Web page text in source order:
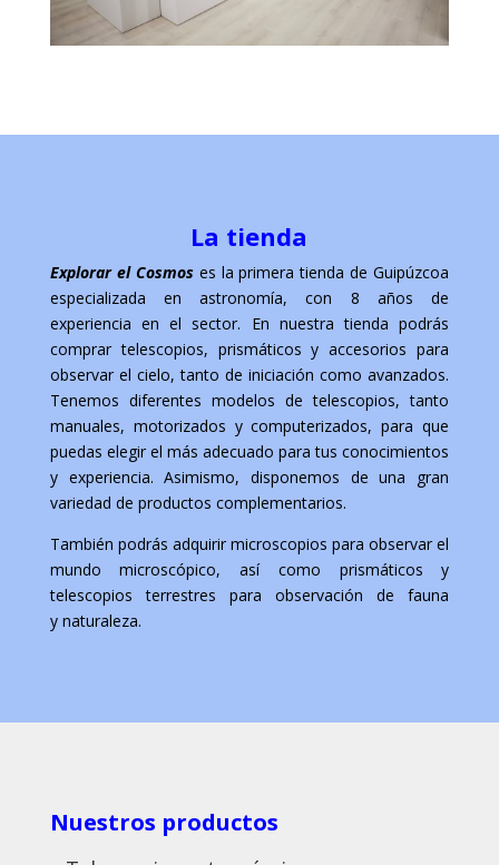
La tienda
Explorar el Cosmoses la primera tienda de Guipúzcoa
especializada en astronomía, con 8 años de
experiencia en el sector. En nuestra tienda podrás
comprar telescopios, prismáticos y accesorios para
observar el cielo, tanto de iniciación como avanzados.
Tenemos diferentes modelos de telescopios, tanto
manuales, motorizados y computerizados, para que
puedas elegir el más adecuado para tus conocimientos
y experiencia. Asimismo, disponemos de una gran
variedad de productos complementarios.
También podrás adquirir microscopios para observar el
mundo microscópico, así como prismáticos y
telescopios terrestres para observación de fauna
y naturaleza.
Nuestros productos